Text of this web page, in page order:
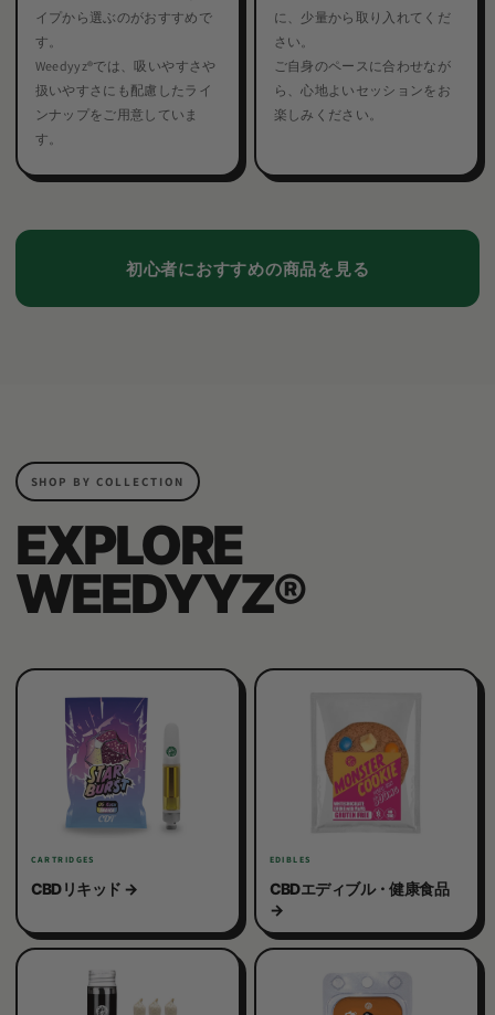
イプから選ぶのがおすすめで
す。
Weedyyz®︎では、吸いやすさや
扱いやすさにも配慮したライ
ンナップをご用意していま
す。
に、少量から取り入れてくだ
さい。
ご自身のペースに合わせなが
ら、心地よいセッションをお
楽しみください。
初心者におすすめの商品を見る
SHOP BY COLLECTION
EXPLORE
WEEDYYZ®︎
CARTRIDGES
CBDリキッド
EDIBLES
CBDエディブル・健康食品